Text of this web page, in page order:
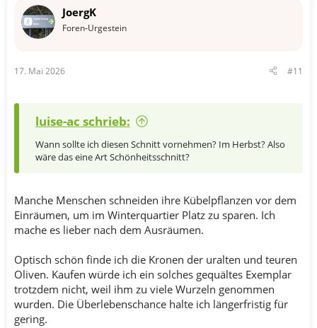
e
n
JoergK
Foren-Urgestein
17. Mai 2026 #11
luise-ac schrieb:
Wann sollte ich diesen Schnitt vornehmen? Im Herbst? Also
wäre das eine Art Schönheitsschnitt?
Manche Menschen schneiden ihre Kübelpflanzen vor dem
Einräumen, um im Winterquartier Platz zu sparen. Ich
mache es lieber nach dem Ausräumen.
Optisch schön finde ich die Kronen der uralten und teuren
Oliven. Kaufen würde ich ein solches gequältes Exemplar
trotzdem nicht, weil ihm zu viele Wurzeln genommen
wurden. Die Überlebenschance halte ich längerfristig für
gering.